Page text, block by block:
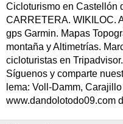
Cicloturismo en Castellón
CARRETERA. WIKILOC.
gps Garmin. Mapas
montaña y Altimetrías.
cicloturistas en
Síguenos y comparte
lema: Voll-Damm,
www.dandolotodo09.com